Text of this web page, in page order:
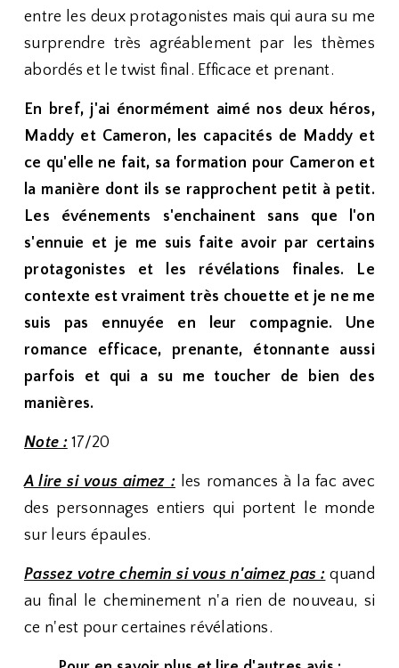
entre les deux protagonistes mais qui aura su me
surprendre très agréablement par les thèmes
abordés et le twist final. Efficace et prenant.
En bref, j'ai énormément aimé nos deux héros,
Maddy et Cameron, les capacités de Maddy et
ce qu'elle ne fait, sa formation pour Cameron et
la manière dont ils se rapprochent petit à petit.
Les événements s'enchainent sans que l'on
s'ennuie et je me suis faite avoir par certains
protagonistes et les révélations finales. Le
contexte est vraiment très chouette et je ne me
suis pas ennuyée en leur compagnie. Une
romance efficace, prenante, étonnante aussi
parfois et qui a su me toucher de bien des
manières.
Note :17/20
A lire si vous aimez :les romances à la fac avec
des personnages entiers qui portent le monde
sur leurs épaules.
Passez votre chemin si vous n'aimez pas : quand
au final le cheminement n'a rien de nouveau, si
ce n'est pour certaines révélations.